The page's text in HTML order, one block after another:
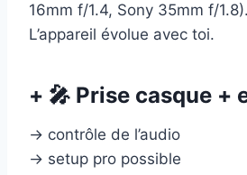
16mm f/1.4, Sony 35mm f/1.8).
L’appareil évolue avec toi.
+ 🎤 Prise casque +
→ contrôle de l’audio
→ setup pro possible